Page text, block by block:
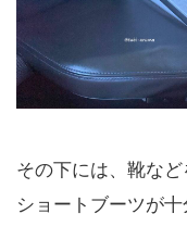
その下には、靴など
ショートブーツが十